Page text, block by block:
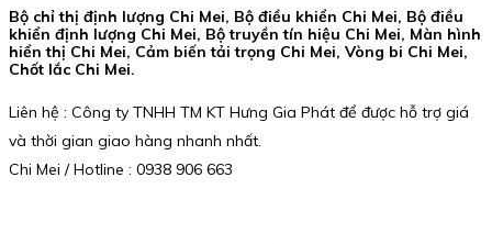
Bộ chỉ thị định lượng Chi Mei, Bộ điều khiển Chi Mei, Bộ điều
khiển định lượng Chi Mei, Bộ truyền tín hiệu Chi Mei, Màn hình
hiển thị Chi Mei, Cảm biến tải trọng Chi Mei, Vòng bi Chi Mei,
Chốt lắc Chi Mei.
Liên hệ : Công ty TNHH TM KT Hưng Gia Phát để được hỗ trợ giá
và thời gian giao hàng nhanh nhất.
Chi Mei / Hotline : 0938 906 663